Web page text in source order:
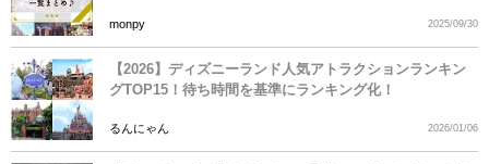
monpy 2025/09/30
【2026】ディズニーランド人気アトラクションランキン
グTOP15！待ち時間を基準にランキング化！
るんにゃん 2026/01/06